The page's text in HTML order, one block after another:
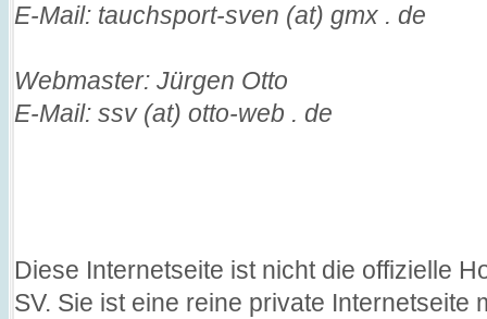
E-Mail: tauchsport-sven (at) gmx . de
Webmaster: Jürgen Otto
E-Mail: ssv (at) otto-web . de
Diese Internetseite ist nicht die offizielle
SV. Sie ist eine reine private Internetseite